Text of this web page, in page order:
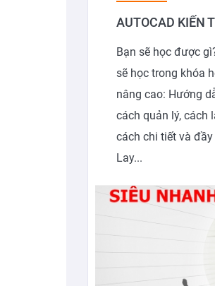
AUTOCAD KIẾN
Bạn sẽ học được
sẽ học trong khóa
nâng cao: Hướng
cách quản lý, cách
cách chi tiết và
Lay...